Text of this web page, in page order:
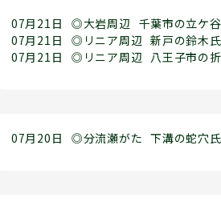
07月21日 ◎大岩周辺 千葉市の立ケ
07月21日
◎リニア周辺 新戸の鈴木氏
07月21日
◎リニア周辺 八王子市の
07月20日 ◎分流瀬がた 下溝の蛇穴氏